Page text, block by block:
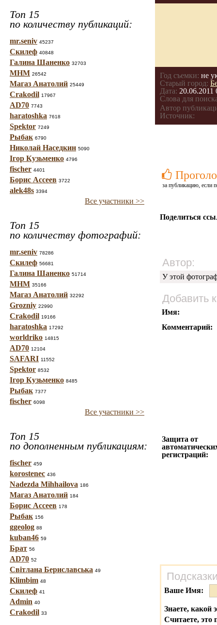
Топ 15
по количеству публикаций:
mr.seniv 45237
Скилеф 40848
Галина Шаненко 32703
МНМ 26542
Магаз Анатолий 25449
Crakodil 17967
AD70 7743
haratoshka 7618
Spektor 7249
Рыбак 6790
Николай Наседкин 5090
Ігор Кузьменко 4796
fischer 4401
Борис Ассеев 3722
alek48s 3394
Все участники >>
Топ 15
по количеству фотографий:
mr.seniv 78286
Скилеф 56681
Галина Шаненко 51714
МНМ 35166
Магаз Анатолий 32292
Grozniy 22990
Crakodil 19166
haratoshka 17292
worldriko 14815
AD70 12104
SAFARI 11552
Spektor 8532
Ігор Кузьменко 8485
Рыбак 7377
fischer 6098
Все участники >>
Топ 15
по дополненным публикациям:
fischer 459
korostenec 436
Nadezda Mihhailova 186
Магаз Анатолий 184
Борис Ассеев 178
Рыбак 156
ggeolog 88
kuban46 59
Брат 56
AD70 52
Світлана Бериславська 49
Klimbim 48
Скилеф 41
Admin 40
Crakodil 33
Год съемки: не
Старый город:
Дата: 20.06.2011
Слова для
Автор
Источник:
за публикацию, если
Поделиться
Автор:
У этой
Добавить
Имя:
Комментарий:
Защита от
регистраций:
Ваше Имя:
Знаете, какой
Считаете, это